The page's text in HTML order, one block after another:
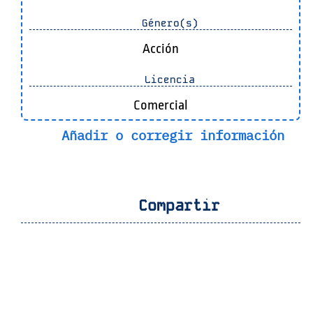
Género(s)
Acción
Licencia
Comercial
Añadir o corregir información
Compartir